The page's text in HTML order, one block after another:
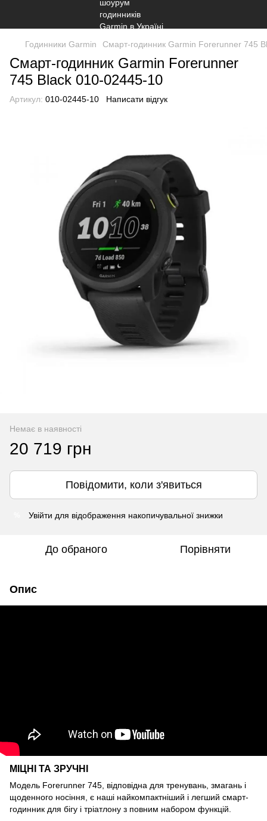
Годинники Garmin Смарт-годинник Garmin Forerunner 745
Смарт-годинник Garmin Forerunner
745 Black 010-02445-10
Артикул: 010-02445-10 Написати відгук
Немає в наявності
20 719 грн
Повідомити, коли з'явиться
Увійти для відображення накопичувальної знижки
До обраного Порівняти
Опис
МІЦНІ ТА ЗРУЧНІ
Модель Forerunner 745, відповідна для тренувань, змагань і
щоденного носіння, є наші найкомпактніший і легший смарт-
годинник для бігу і тріатлону з повним набором функцій.